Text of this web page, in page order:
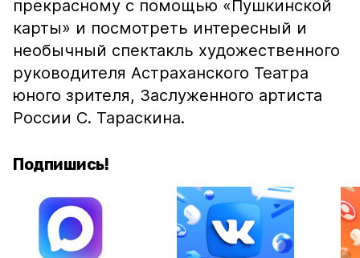
прекрасному с помощью «Пушкинской
карты» и посмотреть интересный и
необычный спектакль художественного
руководителя Астраханского Театра
юного зрителя, Заслуженного артиста
России С. Тараскина.
Подпишись!